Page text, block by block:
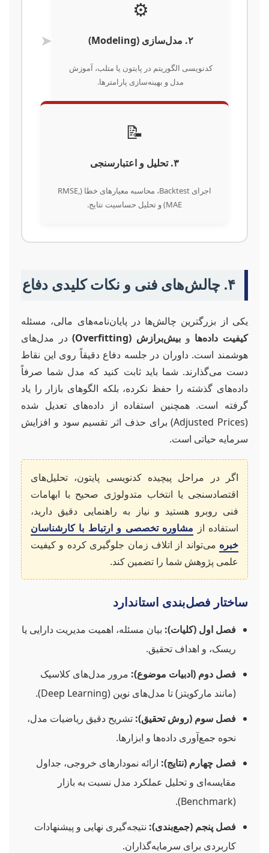
⚙️
۲. مدل‌سازی (Modeling)
کدنویسی الگوریتم در پایتون یا متلب، آموزش
مدل و بهینه‌سازی پارامترها.
➤
📝
۳. تحلیل و اعتبارسنجی
اجرای Backtest، محاسبه معیارهای خطا (RMSE,
MAE) و تحلیل حساسیت نتایج.
۴. چالش‌های فنی و نکات کلیدی دفاع
یکی از بزرگترین چالش‌ها در پایان‌نامه‌های مالی، مسئله
کیفیت داده‌ها و بیش‌برازش (Overfitting)
در مدل‌های
هوشمند است. داوران در جلسه دفاع دقیقاً روی این نقاط
دست می‌گذارند. شما باید ثابت کنید که مدل شما صرفاً
داده‌های گذشته را حفظ نکرده، بلکه الگوهای بازار را یاد
گرفته است. همچنین استفاده از داده‌های تعدیل شده
(Adjusted Prices) برای حذف اثر تقسیم سود و افزایش
سرمایه حیاتی است.
اگر در مراحل پیچیده کدنویسی پایتون، تحلیل‌های
اقتصادسنجی یا انتخاب متدولوژی صحیح با ابهامات
فنی روبرو هستید و نیاز به راهنمایی دقیق دارید،
استفاده از مشاوره تخصصی و ارتباط با کارشناسان
خبره می‌تواند از اتلاف زمان جلوگیری کرده و کیفیت
علمی پژوهش شما را تضمین کند.
ساختار فصل‌بندی استاندارد
فصل اول (کلیات): بیان مسئله، اهمیت مدیریت دارایی یا
ریسک، و اهداف تحقیق.
فصل دوم (ادبیات موضوع): مرور مدل‌های کلاسیک
(مانند مارکویتز) تا مدل‌های نوین (Deep Learning).
فصل سوم (روش تحقیق): تشریح دقیق ریاضیات مدل،
نحوه جمع‌آوری داده‌ها و ابزارها.
فصل چهارم (نتایج): ارائه نمودارهای خروجی، جداول
مقایسه‌ای و تحلیل عملکرد مدل نسبت به بازار
(Benchmark).
فصل پنجم (جمع‌بندی): نتیجه‌گیری نهایی و پیشنهادات
کاربردی برای سرمایه‌گذاران.